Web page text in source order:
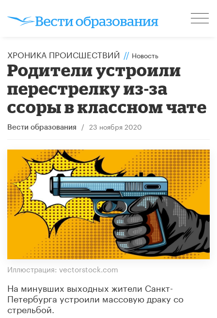
ХРОНИКА ПРОИСШЕСТВИЙ // Новость
Родители устроили
перестрелку из-за
ссоры в классном чате
Вести образования / 23 ноября 2020
Иллюстрация: vectorstock.com
На минувших выходных жители Санкт-
Петербурга устроили массовую драку со
стрельбой.